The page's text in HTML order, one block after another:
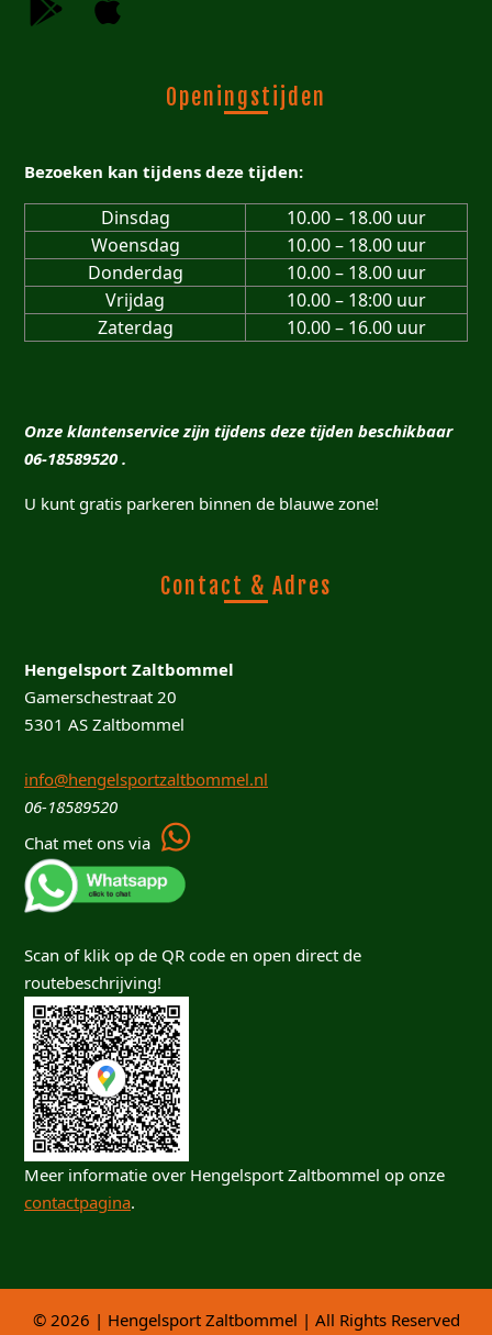
Openingstijden
Bezoeken kan tijdens deze tijden:
Dinsdag
10.00 – 18.00 uur
Woensdag
10.00 – 18.00 uur
Donderdag
10.00 – 18.00 uur
Vrijdag
10.00 – 18:00 uur
Zaterdag
10.00 – 16.00 uur
Onze klantenservice zijn tijdens deze tijden beschikbaar
06-18589520 .
U kunt gratis parkeren binnen de blauwe zone!
Contact & Adres
Hengelsport Zaltbommel
Gamerschestraat 20
5301 AS Zaltbommel
info@hengelsportzaltbommel.nl
06-18589520
Chat met ons via
Scan of klik op de QR code en open direct de
routebeschrijving!
Meer informatie over Hengelsport Zaltbommel op onze
contactpagina.
© 2026 | Hengelsport Zaltbommel | All Rights Reserved